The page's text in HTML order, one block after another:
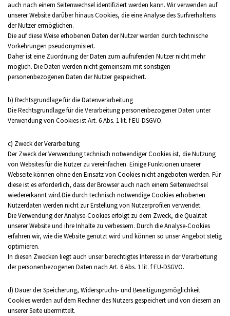
auch nach einem Seitenwechsel identifiziert werden kann. Wir verwenden auf
unserer Website darüber hinaus Cookies, die eine Analyse des Surfverhaltens
der Nutzer ermöglichen.
Die auf diese Weise erhobenen Daten der Nutzer werden durch technische
Vorkehrungen pseudonymisiert.
Daher ist eine Zuordnung der Daten zum aufrufenden Nutzer nicht mehr
möglich. Die Daten werden nicht gemeinsam mit sonstigen
personenbezogenen Daten der Nutzer gespeichert.
b) Rechtsgrundlage für die Datenverarbeitung
Die Rechtsgrundlage für die Verarbeitung personenbezogener Daten unter
Verwendung von Cookies ist Art. 6 Abs. 1 lit. f EU-DSGVO.
c) Zweck der Verarbeitung
Der Zweck der Verwendung technisch notwendiger Cookies ist, die Nutzung
von Websites für die Nutzer zu vereinfachen. Einige Funktionen unserer
Webseite können ohne den Einsatz von Cookies nicht angeboten werden. Für
diese ist es erforderlich, dass der Browser auch nach einem Seitenwechsel
wiedererkannt wird.Die durch technisch notwendige Cookies erhobenen
Nutzerdaten werden nicht zur Erstellung von Nutzerprofilen verwendet.
Die Verwendung der Analyse-Cookies erfolgt zu dem Zweck, die Qualität
unserer Website und ihre Inhalte zu verbessern. Durch die Analyse-Cookies
erfahren wir, wie die Website genutzt wird und können so unser Angebot stetig
optimieren.
In diesen Zwecken liegt auch unser berechtigtes Interesse in der Verarbeitung
der personenbezogenen Daten nach Art. 6 Abs. 1 lit. f EU-DSGVO.
d) Dauer der Speicherung, Widerspruchs- und Beseitigungsmöglichkeit
Cookies werden auf dem Rechner des Nutzers gespeichert und von diesem an
unserer Seite übermittelt.